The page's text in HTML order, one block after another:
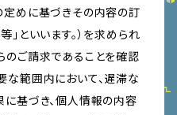
定めに基づきその内容の訂
」といいます。）を求められ
のご請求であることを確認
な範囲内において、遅滞な
に基づき、個人情報の内容